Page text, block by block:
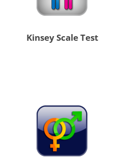
Kinsey Scale Test